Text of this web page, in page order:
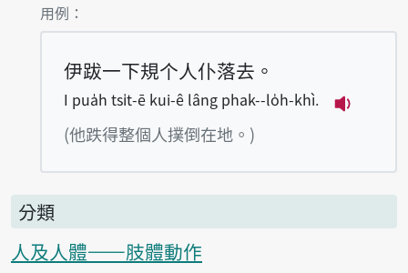
第1項釋義的
用例：
伊跋一下規个人仆落去。
I pua̍h tsi̍t-ē kui-ê lâng phak--lo̍h-khì.
(他跌得整個人撲倒在地。)
分類
人及人體——肢體動作